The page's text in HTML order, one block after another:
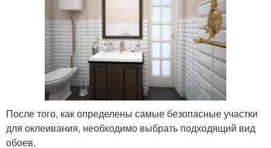
После того, как определены самые безопасные участки
для оклеивания, необходимо выбрать подходящий вид
обоев.